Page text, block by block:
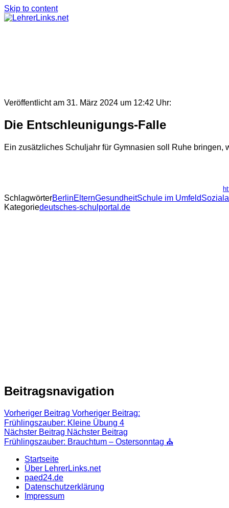
Skip to content
Veröffentlicht am 31. März 2024 um 12:42 Uhr:
Die Entschleunigungs-Falle
Ein zusätzliches Schuljahr für Gymnasien soll Ruhe
SchlagwörterBerlinElternGesundheitSchule im Umfeld
Kategoriedeutsches-schulportal.de
Beitragsnavigation
Vorheriger Beitrag Vorheriger Beitrag:
Frühlingszauber: Kleine Übung 4
Nächster Beitrag Nächster Beitrag
Frühlingszauber: Brauchtum – Ostersonntag ⛪️
Startseite
Über LehrerLinks.net
paed24.de
Datenschutzerklärung
Impressum